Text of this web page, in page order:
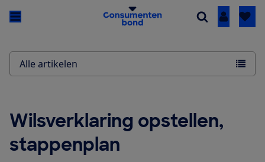
Inloggen
Wilsverklaring opstellen,
stappenplan
Alle artikelen